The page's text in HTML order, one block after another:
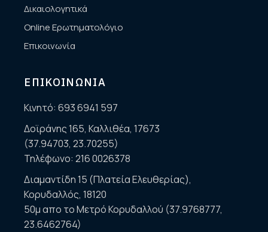
Δικαιολογητικά
Online Ερωτηματολόγιο
Επικοινωνία
ΕΠΙΚΟΙΝΩΝΙΑ
Κινητό:693 6941 597
Δοϊράνης 165, Καλλιθέα, 17673
(37.94703, 23.70255)
Τηλέφωνο:216 0026378
Διαμαντίδη 15 (Πλατεία Ελευθερίας),
Κορυδαλλός, 18120
50μ απο το Μετρό Κορυδαλλού (37.9768777,
23.6462764)